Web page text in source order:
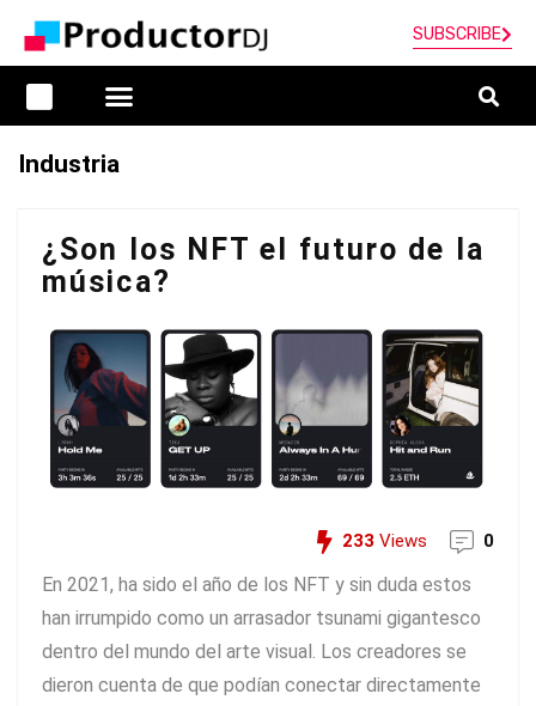
SUBSCRIBE
Industria
¿Son los NFT el futuro de la
música?
233 Views 0
En 2021, ha sido el año de los NFT y sin duda estos
han irrumpido como un arrasador tsunami gigantesco
dentro del mundo del arte visual. Los creadores se
dieron cuenta de que podían conectar directamente